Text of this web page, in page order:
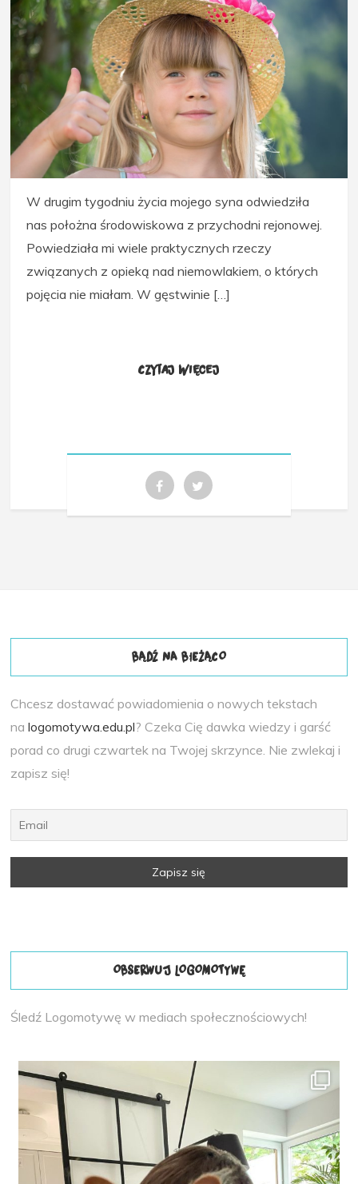
W drugim tygodniu życia mojego syna odwiedziła
nas położna środowiskowa z przychodni rejonowej.
Powiedziała mi wiele praktycznych rzeczy
związanych z opieką nad niemowlakiem, o których
pojęcia nie miałam. W gęstwinie […]
Czytaj więcej
BĄDŹ NA BIEŻĄCO
Chcesz dostawać powiadomienia o nowych tekstach
nalogomotywa.edu.pl? Czeka Cię dawka wiedzy i garść
porad co drugi czwartek na Twojej skrzynce. Nie zwlekaj i
zapisz się!
OBSERWUJ LOGOMOTYWĘ
Śledź Logomotywę w mediach społecznościowych!